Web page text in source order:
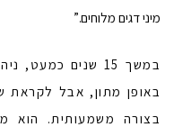
מיני דגים מלוחים.”
במשך 15 שנים
בצורה משמעותית. הוא